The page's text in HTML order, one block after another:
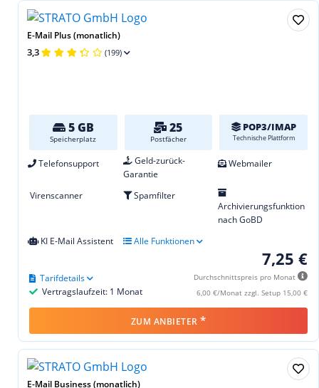
E-Mail Plus (monatlich)
3,3 (199)
5 GB
Speicherplatz
25
Postfächer
POP3/IMAP
Technische Plattform
Telefonsupport
Geld-zurück-
Garantie
Webmailer
Virenscanner
Spamfilter
Archivierungsfunktion
nach GoBD
KI E-Mail Assistent
Alle Funktionen
7,25 €
Durchschnittspreis pro Monat
6,00 €/Monat zzgl. Setup 15,00 €
Vertragslaufzeit: 1 Monat
Tarifdetails
ZUM ANBIETER *
E-Mail Business (monatlich)